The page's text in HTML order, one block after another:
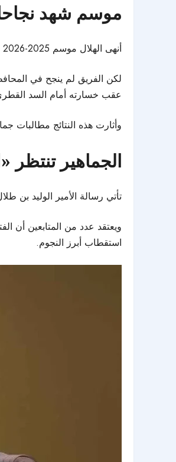
موسم شهد
أنهى الهلال موسم 2025-2026 بتحقيق لقب
لكن الفريق لم ينجح في
عقب خسارته أمام السد
وأثارت هذه النتائج مطالبات
الجماهير تنتظر
تأتي رسالة الأمير الوليد بن
ويعتقد عدد من المتابعين أن
استقطاب أبرز النجوم.